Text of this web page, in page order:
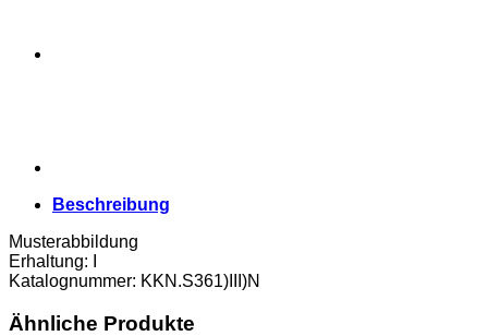
Verzierungen
(KKN.S361)III)N)
I
Beschreibung
Musterabbildung
Erhaltung: I
Katalognummer: KKN.S361)III)N
Ähnliche Produkte